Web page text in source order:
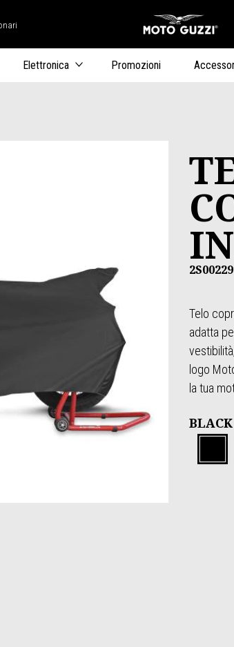
Elettronica Promozioni
Telo
adatta
logo
la tua
BLACK